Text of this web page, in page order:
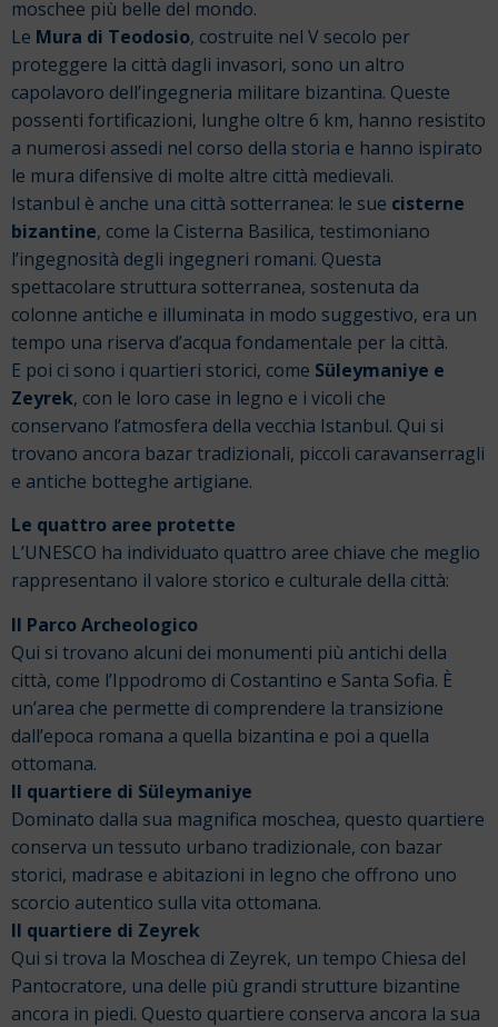
moschee più belle del mondo.
Le Mura di Teodosio, costruite nel V secolo per
proteggere la città dagli invasori, sono un altro
capolavoro dell’ingegneria militare bizantina. Queste
possenti fortificazioni, lunghe oltre 6 km, hanno resistito
a numerosi assedi nel corso della storia e hanno ispirato
le mura difensive di molte altre città medievali.
Istanbul è anche una città sotterranea: le sue cisterne
bizantine, come la Cisterna Basilica, testimoniano
l’ingegnosità degli ingegneri romani. Questa
spettacolare struttura sotterranea, sostenuta da
colonne antiche e illuminata in modo suggestivo, era un
tempo una riserva d’acqua fondamentale per la città.
E poi ci sono i quartieri storici, come Süleymaniye e
Zeyrek, con le loro case in legno e i vicoli che
conservano l’atmosfera della vecchia Istanbul. Qui si
trovano ancora bazar tradizionali, piccoli caravanserragli
e antiche botteghe artigiane.
Le quattro aree protette
L’UNESCO ha individuato quattro aree chiave che meglio
rappresentano il valore storico e culturale della città:
Il Parco Archeologico
Qui si trovano alcuni dei monumenti più antichi della
città, come l’Ippodromo di Costantino e Santa Sofia. È
un’area che permette di comprendere la transizione
dall’epoca romana a quella bizantina e poi a quella
ottomana.
Il quartiere di Süleymaniye
Dominato dalla sua magnifica moschea, questo quartiere
conserva un tessuto urbano tradizionale, con bazar
storici, madrase e abitazioni in legno che offrono uno
scorcio autentico sulla vita ottomana.
Il quartiere di Zeyrek
Qui si trova la Moschea di Zeyrek, un tempo Chiesa del
Pantocratore, una delle più grandi strutture bizantine
ancora in piedi. Questo quartiere conserva ancora la sua